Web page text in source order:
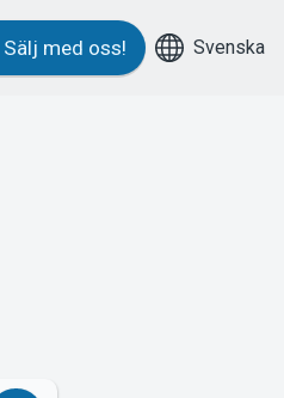
Sälj med oss! Svenska